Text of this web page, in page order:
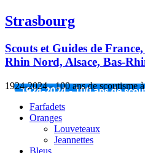
Strasbourg
Scouts et Guides de
Rhin Nord, Alsace, Bas-
1924-2024 - 100 ans de scoutisme
Farfadets
Oranges
Louveteaux
Jeannettes
Bleus